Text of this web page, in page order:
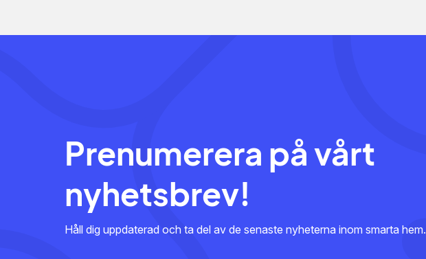
Prenumerera på vårt
nyhetsbrev!
Håll dig uppdaterad och ta del av de senaste nyheterna inom smarta hem.